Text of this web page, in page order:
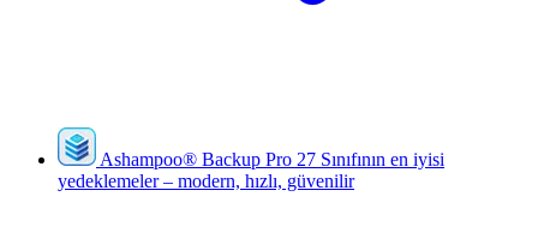
Ashampoo® Backup Pro 27 Sınıfının en iyisi
yedeklemeler – modern, hızlı, güvenilir